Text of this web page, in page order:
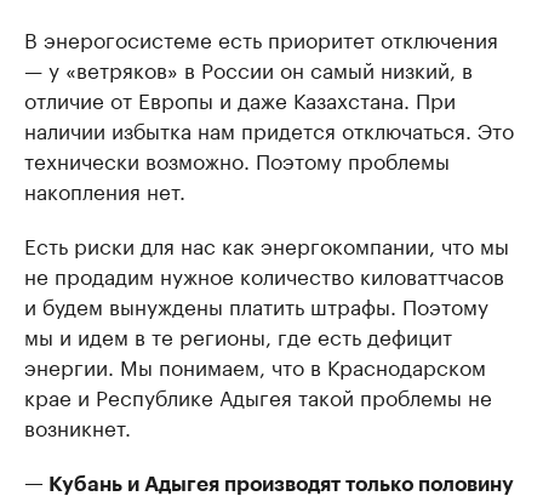
В энерогосистеме есть приоритет отключения
— у «ветряков» в России он самый низкий, в
отличие от Европы и даже Казахстана. При
наличии избытка нам придется отключаться. Это
технически возможно. Поэтому проблемы
накопления нет.
Есть риски для нас как энергокомпании, что мы
не продадим нужное количество киловаттчасов
и будем вынуждены платить штрафы. Поэтому
мы и идем в те регионы, где есть дефицит
энергии. Мы понимаем, что в Краснодарском
крае и Республике Адыгея такой проблемы не
возникнет.
— Кубань и Адыгея производят только половину